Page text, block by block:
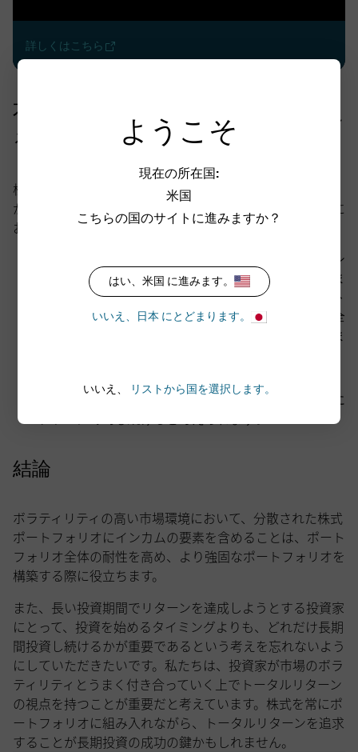
詳しくはこちら
不確実な市場環境における投資を考え
る
株式投資は市場が上昇基調の時にその本領を発揮します
が、株式市場の方向性が定まらない、不確実な投資環境に
おいても以下のような投資機会が存在します：
ボラティリティの上昇は、一般的にオプシ
ョン売却時に得られるプレミアムの上昇をもたらしま
す。得られたオプション・プレミアムは、株式ポート
フォリオのキャピタル・ロス（損失）の一部または全
部を相殺し、下方リスクを低減する効果が期待されま
株式から得られる配当金とオプション
の売却から得られるプレミアムがトータルリターンに
結論
ボラティリティの高い市場環境において、分散された株式
ポートフォリオにインカムの要素を含めることは、ポート
フォリオ全体の耐性を高め、より強固なポートフォリオを
構築する際に役立ちます。
また、長い投資期間でリターンを達成しようとする投資家
にとって、投資を始めるタイミングよりも、どれだけ長期
間投資し続けるかが重要であるという考えを忘れないよう
にしていただきたいです。私たちは、投資家が市場のボラ
ティリティとうまく付き合っていく上でトータルリターン
の視点を持つことが重要だと考えています。株式を常にポ
ートフォリオに組み入れながら、トータルリターンを追求
することが長期投資の成功の鍵かもしれません。
ようこそ
現在の所在国:
米国
こちらの国のサイトに進みますか？
はい、米国 に進みます。
いいえ、日本 にとどまります。
いいえ、 リストから国を選択します。